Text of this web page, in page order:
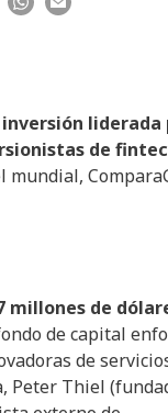
inversión liderada
de
mundial,
millones de
de capital
de
Peter Thiel